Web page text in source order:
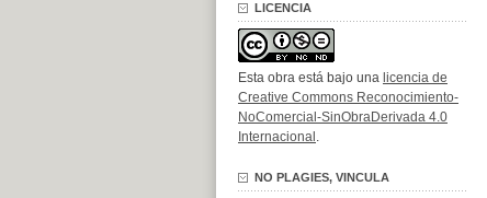
LICENCIA
Esta obra está bajo una licencia de
Creative Commons Reconocimiento-
NoComercial-SinObraDerivada 4.0
Internacional .
NO PLAGIES, VINCULA